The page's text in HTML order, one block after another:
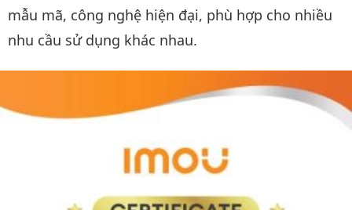
mẫu mã, công nghệ hiện đại, phù hợp cho nhiều
nhu cầu sử dụng khác nhau.